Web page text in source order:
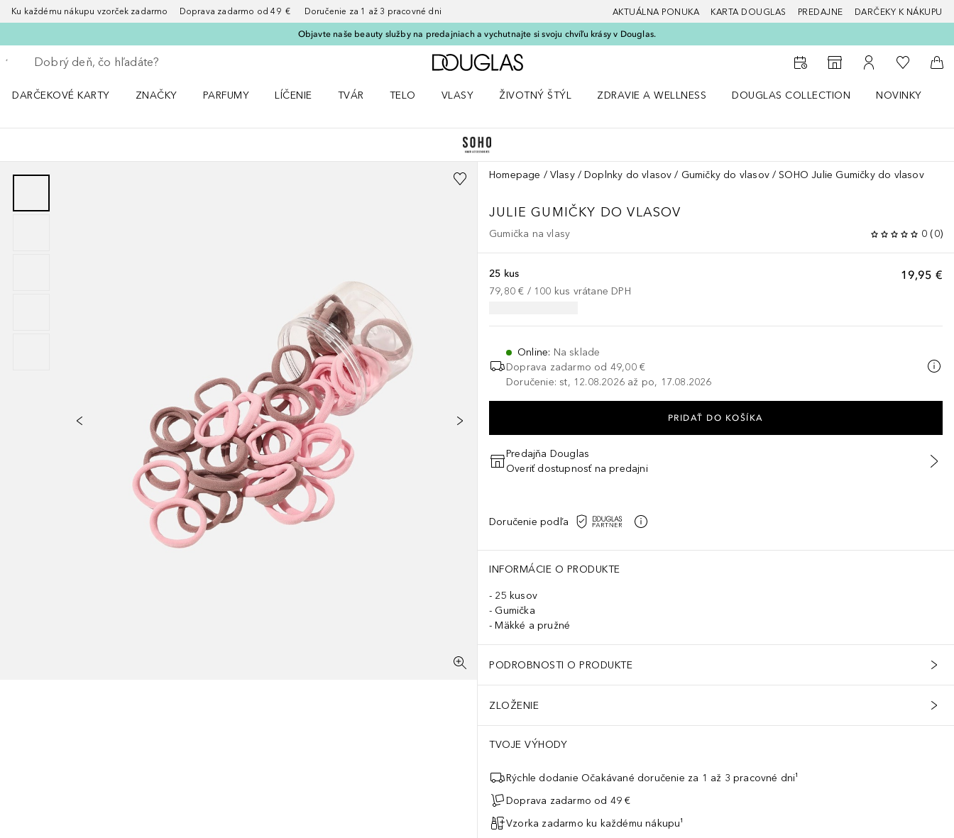
Ku každému nákupu vzorček zadarmo Doprava zadarmo od 49 € Doručenie za 1 až 3 pracovné dni AKTUÁLNA PONUKA KARTA DOUGLAS PREDAJNE DARČEKY K NÁKUPU
Objavte naše beauty služby na predajniach a vychutnajte si svoju chvíľu krásy v Douglas.
Choď späť
Vykonajte vyhľadávanie
Domov
Do vyhľadávača predajní
Do môjho účtu
Do môjho
Do
DARČEKOVÉ KARTY
ZNAČKY
PARFUMY
LÍČENIE
TVÁR
TELO
VLASY
ŽIVOTNÝ ŠTÝL
ZDRAVIE A WELLNESS
DOUGLAS COLLECTION
NOVINKY
Homepage Vlasy Doplnky do vlasov Gumičky do vlasov SOHO Julie Gumičky do vlasov
JULIE GUMIČKY DO VLASOV
Gumička na vlasy 0 (0)
19,95 €
25 kus
79,80 € / 100 kus vrátane DPH
Online: Na sklade
Doprava zadarmo od 49,00 €
Doručenie: st, 12.08.2026 až po, 17.08.2026
PRIDAŤ DO KOŠÍKA
Predajňa Douglas
Overiť dostupnosť na predajni
Doručenie podľa
INFORMÁCIE O PRODUKTE
25 kusov
Gumička
Mäkké a pružné
PODROBNOSTI O PRODUKTE
ZLOŽENIE
TVOJE VÝHODY
Rýchle dodanie Očakávané doručenie za 1 až 3 pracovné dni¹
Doprava zadarmo od 49 €
Vzorka zadarmo ku každému nákupu¹